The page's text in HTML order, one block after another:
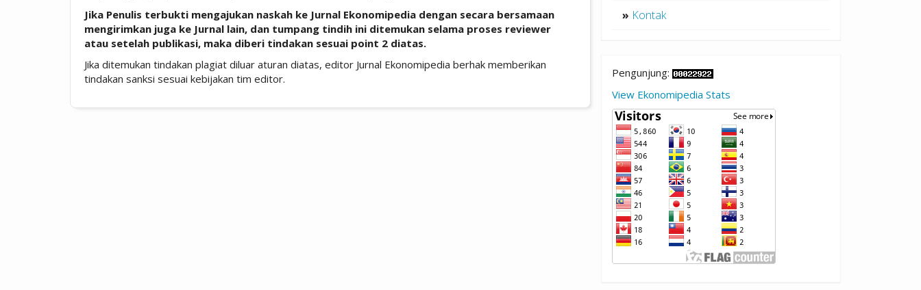
Jika Penulis terbukti mengajukan naskah ke Jurnal Ekonomipedia dengan secara bersamaan
mengirimkan juga ke Jurnal lain, dan tumpang tindih ini ditemukan selama proses reviewer
atau setelah publikasi, maka diberi tindakan sesuai point 2 diatas.
Jika ditemukan tindakan plagiat diluar aturan diatas, editor Jurnal Ekonomipedia berhak memberikan
tindakan sanksi sesuai kebijakan tim editor.
» Kontak
Pengunjung:
View Ekonomipedia Stats